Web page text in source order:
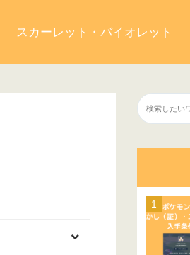
スカーレット・バイオレット